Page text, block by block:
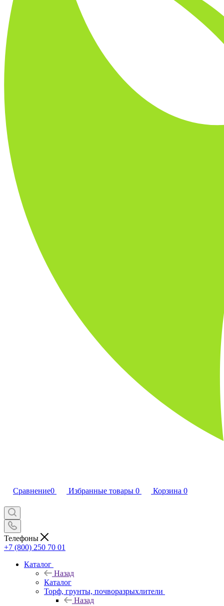
Сравнение0 Избранные товары 0 Корзина 0
Телефоны
+7 (800) 250 70 01
Каталог
Назад
Каталог
Торф, грунты, почворазрыхлители
Назад